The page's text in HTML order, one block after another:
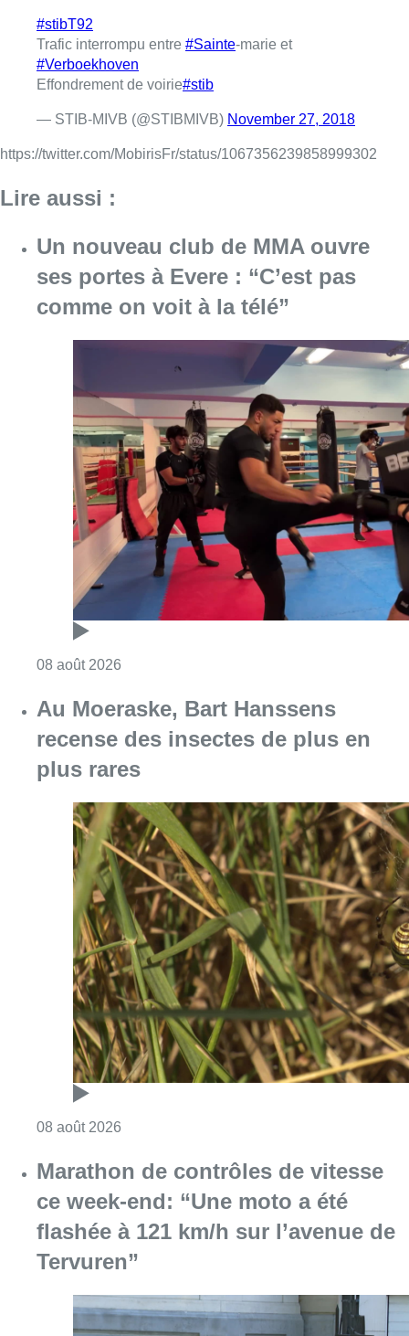
#stibT92
Trafic interrompu entre #Sainte-marie et
#Verboekhoven
Effondrement de voirie#stib
— STIB-MIVB (@STIBMIVB) November 27, 2018
https://twitter.com/MobirisFr/status/1067356239858999302
Lire aussi :
Un nouveau club de MMA ouvre
ses portes à Evere : “C’est pas
comme on voit à la télé”
08 août 2026
Au Moeraske, Bart Hanssens
recense des insectes de plus en
plus rares
08 août 2026
Marathon de contrôles de vitesse
ce week-end: “Une moto a été
flashée à 121 km/h sur l’avenue de
Tervuren”